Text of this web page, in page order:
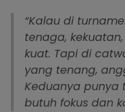
“Kalau di
tenaga,
kuat. Tapi di
yang tenang,
Keduanya punya
butuh fokus dan